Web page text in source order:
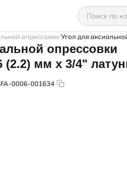
опрессовки Угол для
опрессовки
(2.2) мм х 3/4"
0006-001634